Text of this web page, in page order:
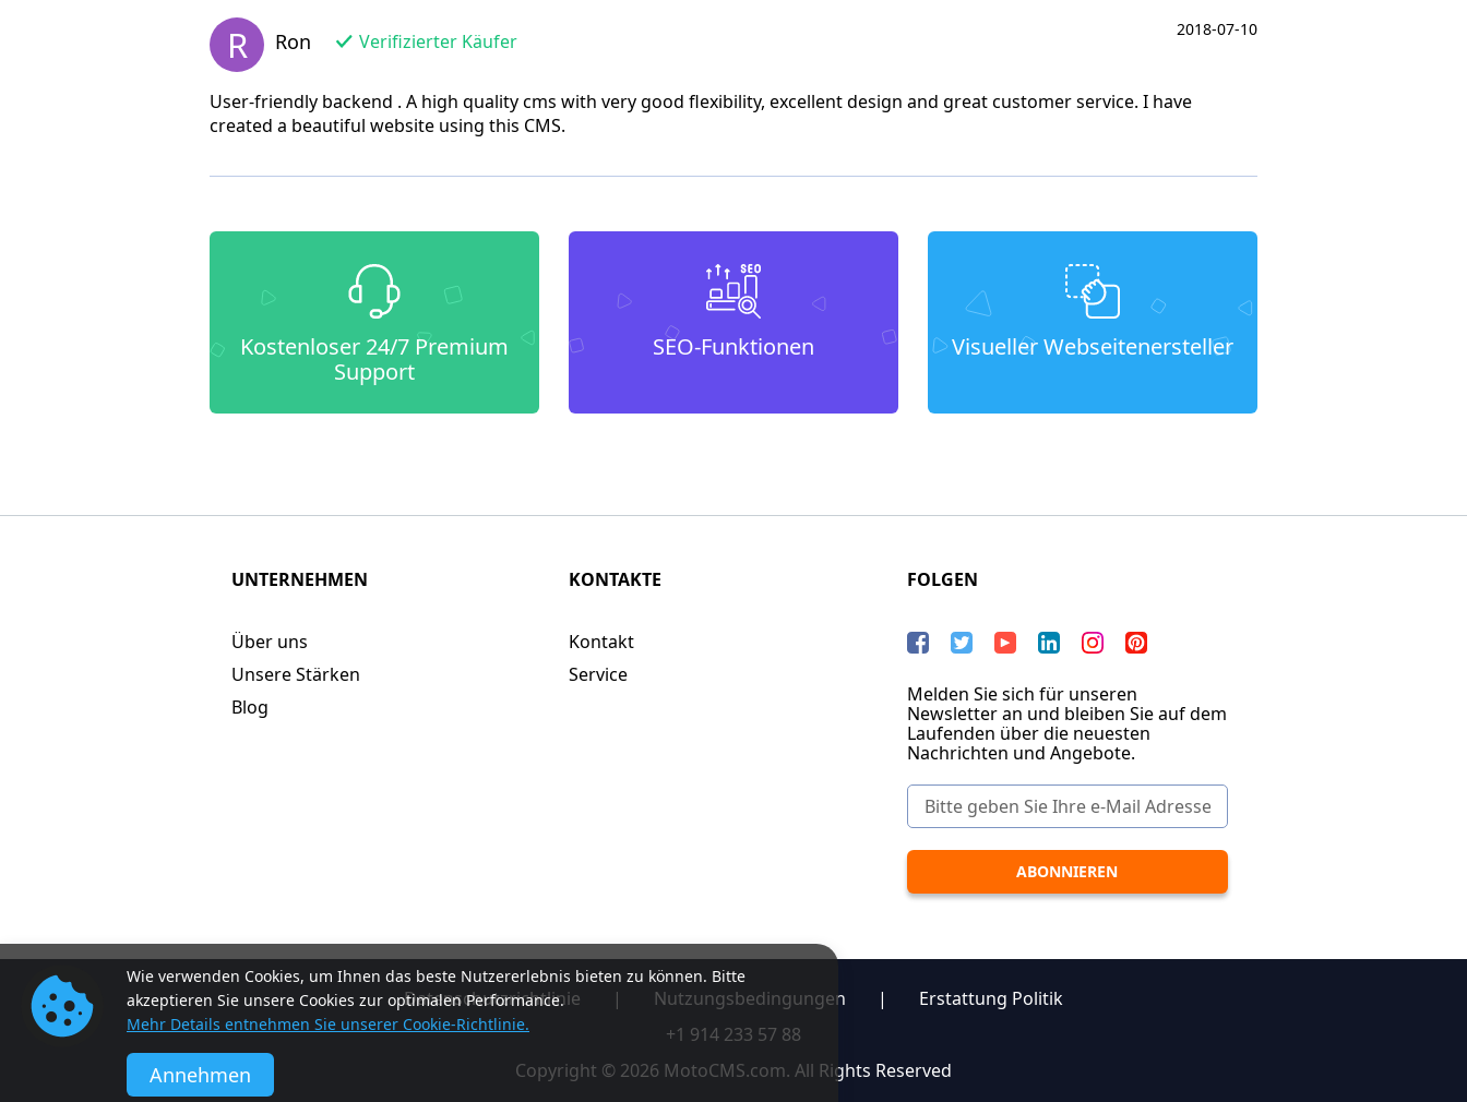
R Ron Verifizierter Käufer
2018-07-10
User-friendly backend . A high quality cms with very good flexibility, excellent design and great customer service. I have
created a beautiful website using this CMS.
Kostenloser 24/7 Premium
Support
SEO-Funktionen Visueller Webseitenersteller
Wie verwenden Cookies, um Ihnen das beste Nutzererlebnis bieten zu können. Bitte
akzeptieren Sie unsere Cookies zur optimalen Performance.
Mehr Details entnehmen Sie unserer Cookie-Richtlinie.
Annehmen
UNTERNEHMEN
Über uns
Unsere Stärken
Blog
KONTAKTE
Kontakt
Service
FOLGEN
Melden Sie sich für unseren
Newsletter an und bleiben Sie auf dem
Laufenden über die neuesten
Nachrichten und Angebote.
Datenschutzrichtlinie | Nutzungsbedingungen |
Erstattung Politik
+1 914 233 57 88
Copyright © 2026 MotoCMS.com. All Rights Reserved